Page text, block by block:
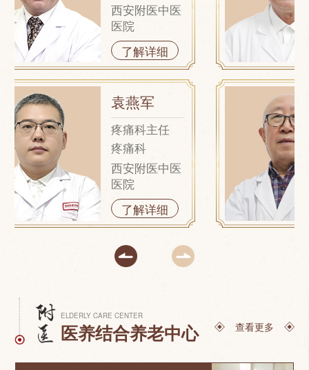
西安附医中医
医院
了解详细
袁燕军
疼痛科主任
疼痛科
西安附医中医
医院
了解详细
ELDERLY CARE CENTER
医养结合养老中心 查看更多